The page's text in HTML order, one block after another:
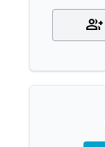
group_add